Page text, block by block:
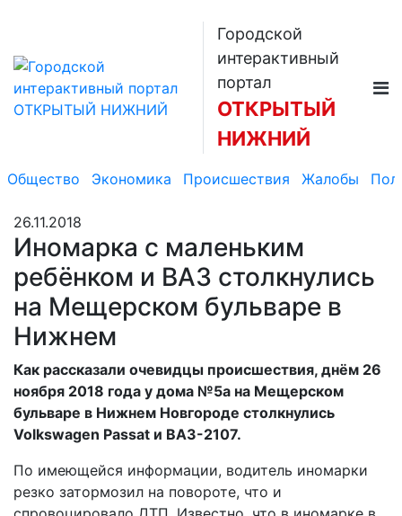
Городской
интерактивный
портал
ОТКРЫТЫЙ
НИЖНИЙ
Общество Экономика Происшествия Жалобы
26.11.2018
Иномарка с маленьким
ребёнком и ВАЗ столкнулись
на Мещерском бульваре в
Нижнем
Как рассказали очевидцы происшествия, днём 26
ноября 2018 года у дома №5а на Мещерском
бульваре в Нижнем Новгороде столкнулись
Volkswagen Passat и ВАЗ-2107.
По имеющейся информации, водитель иномарки
резко затормозил на повороте, что и